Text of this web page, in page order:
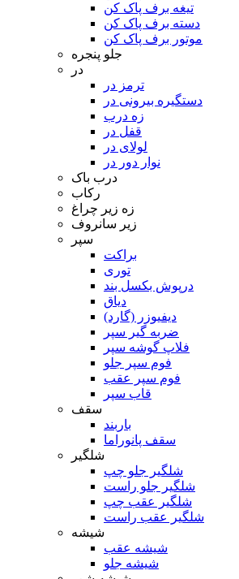
تیغه برف پاک کن
دسته برف پاک کن
موتور برف پاک کن
جلو پنجره
در
ترمز در
دستگیره بیرونی در
زه درب
قفل در
لولای در
نوار دور در
درب باک
رکاب
زه زیر چراغ
زیر سانروف
سپر
براکت
توری
درپوش بکسل بند
دیاق
دیفیوزر (گارد)
ضربه گیر سپر
فلاپ گوشه سپر
فوم سپر جلو
فوم سپر عقب
قاب سپر
سقف
باربند
سقف پانوراما
شلگیر
شلگیر جلو چپ
شلگیر جلو راست
شلگیر عقب چپ
شلگیر عقب راست
شیشه
شیشه عقب
شیشه جلو